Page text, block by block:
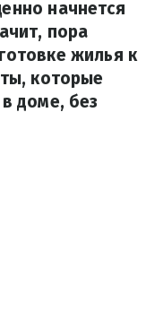
начнется
пора
жилья к
которые
доме, без